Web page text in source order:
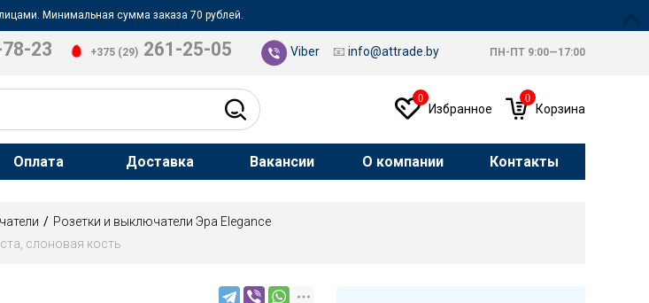
Минимальная сумма заказа 70 рублей.
23 +375 (29) 261-25-05 Viber 📧 info@attrade.by ПН-ПТ 9:00—17:00
0
Избранное
0
Корзина
Оплата Доставка Вакансии О компании Контакты
Розетки и выключатели Эра Elegance
слоновая кость